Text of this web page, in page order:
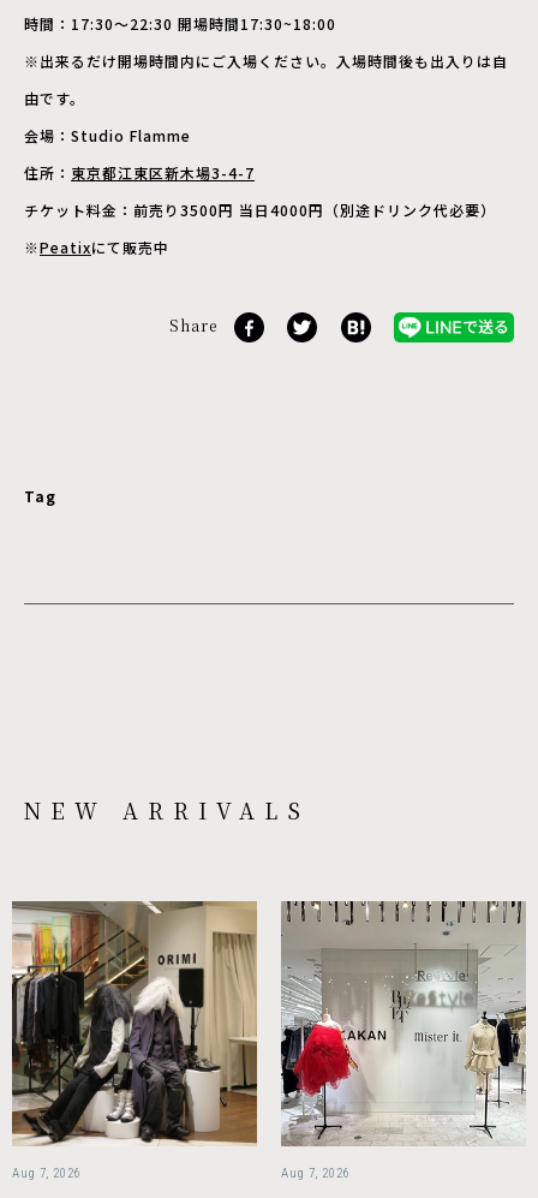
時間：17:30〜22:30 開場時間17:30~18:00
※出来るだけ開場時間内にご入場ください。入場時間後も出入りは自
由です。
会場：Studio Flamme
住所： 東京都江東区新木場3-4-7
チケット料金：前売り3500円 当日4000円（別途ドリンク代必要）
※Peatixにて販売中
Share
Tag
NEW ARRIVALS
Aug 7, 2026 Aug 7, 2026